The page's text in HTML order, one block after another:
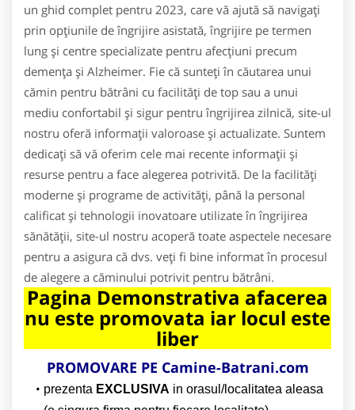
un ghid complet pentru 2023, care vă ajută să navigați
prin opțiunile de îngrijire asistată, îngrijire pe termen
lung și centre specializate pentru afecțiuni precum
demența și Alzheimer. Fie că sunteți în căutarea unui
cămin pentru bătrâni cu facilități de top sau a unui
mediu confortabil și sigur pentru îngrijirea zilnică, site-ul
nostru oferă informații valoroase și actualizate. Suntem
dedicați să vă oferim cele mai recente informații și
resurse pentru a face alegerea potrivită. De la facilități
moderne și programe de activități, până la personal
calificat și tehnologii inovatoare utilizate în îngrijirea
sănătății, site-ul nostru acoperă toate aspectele necesare
pentru a asigura că dvs. veți fi bine informat în procesul
de alegere a căminului potrivit pentru bătrâni.
Pagina Demonstrativa afacerea
nu este promovata iar locul este
liber
PROMOVARE PE Camine-Batrani.com
prezenta EXCLUSIVA in orasul/localitatea aleasa